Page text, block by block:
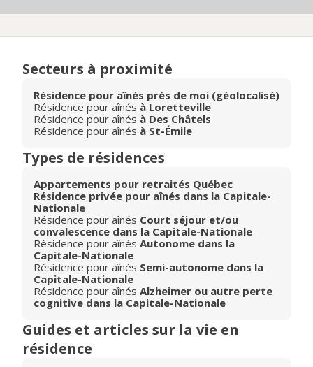
Secteurs à proximité
Résidence pour aînés près de moi (géolocalisé)
Résidence pour aînés à Loretteville
Résidence pour aînés à Des Châtels
Résidence pour aînés à St-Émile
Types de résidences
Appartements pour retraités Québec
Résidence privée pour aînés dans la Capitale-
Nationale
Résidence pour aînés Court séjour et/ou
convalescence dans la Capitale-Nationale
Résidence pour aînés Autonome dans la
Capitale-Nationale
Résidence pour aînés Semi-autonome dans la
Capitale-Nationale
Résidence pour aînés Alzheimer ou autre perte
cognitive dans la Capitale-Nationale
Guides et articles sur la vie en
résidence